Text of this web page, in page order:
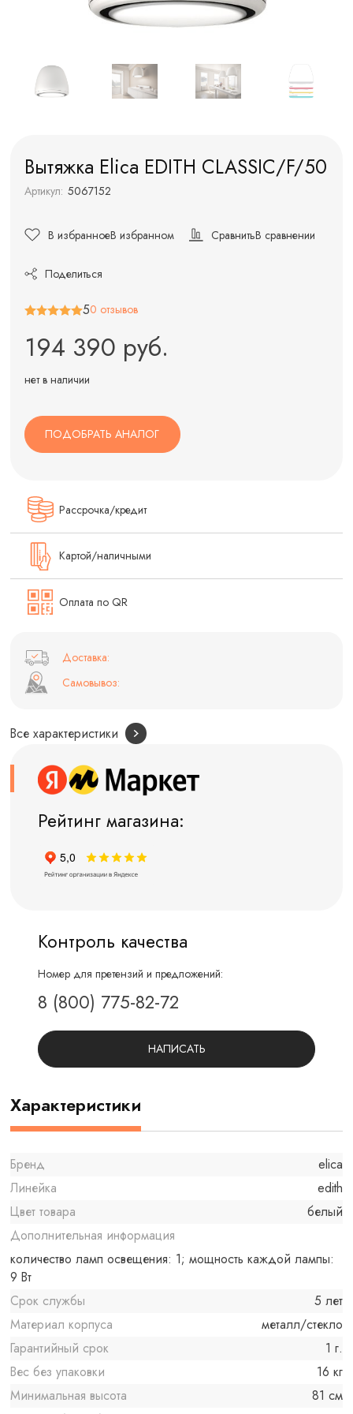
Вытяжка Elica EDITH CLASSIC/F/50
Артикул: 5067152
В избранноеВ избранном СравнитьВ сравнении
Поделиться
50 отзывов
194 390 руб.
нет в наличии
ПОДОБРАТЬ АНАЛОГ
Рассрочка/кредит
Картой/наличными
Оплата по QR
Доставка:
Самовывоз:
Все характеристики
Рейтинг магазина:
Контроль качества
Номер для претензий и предложений:
8 (800) 775-82-72
НАПИСАТЬ
Характеристики
Бренд
elica
Линейка
edith
Цвет товара
белый
Дополнительная информация
количество ламп освещения: 1; мощность каждой лампы:
9 Вт
Срок службы
5 лет
Материал корпуса
металл/стекло
Гарантийный срок
1 г.
Вес без упаковки
16 кг
Минимальная высота
81 см